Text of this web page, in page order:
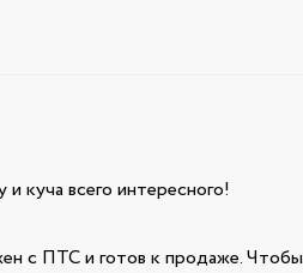
куча всего интересного!
с ПТС и готов к продаже. Чтобы